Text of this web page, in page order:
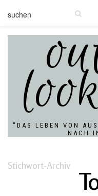
"DAS LEBEN VON
ACH
Stichwort-Archiv